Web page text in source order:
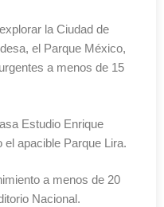
la Ciudad de
el Parque México,
a menos de 15
Estudio Enrique
apacible Parque Lira.
a menos de 20
Nacional.